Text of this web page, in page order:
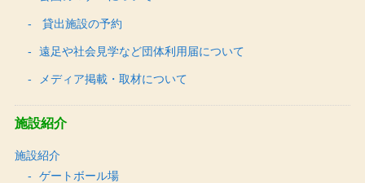
貸出施設の予約
遠足や社会見学など団体利用届について
メディア掲載・取材について
施設紹介
施設紹介
ゲートボール場